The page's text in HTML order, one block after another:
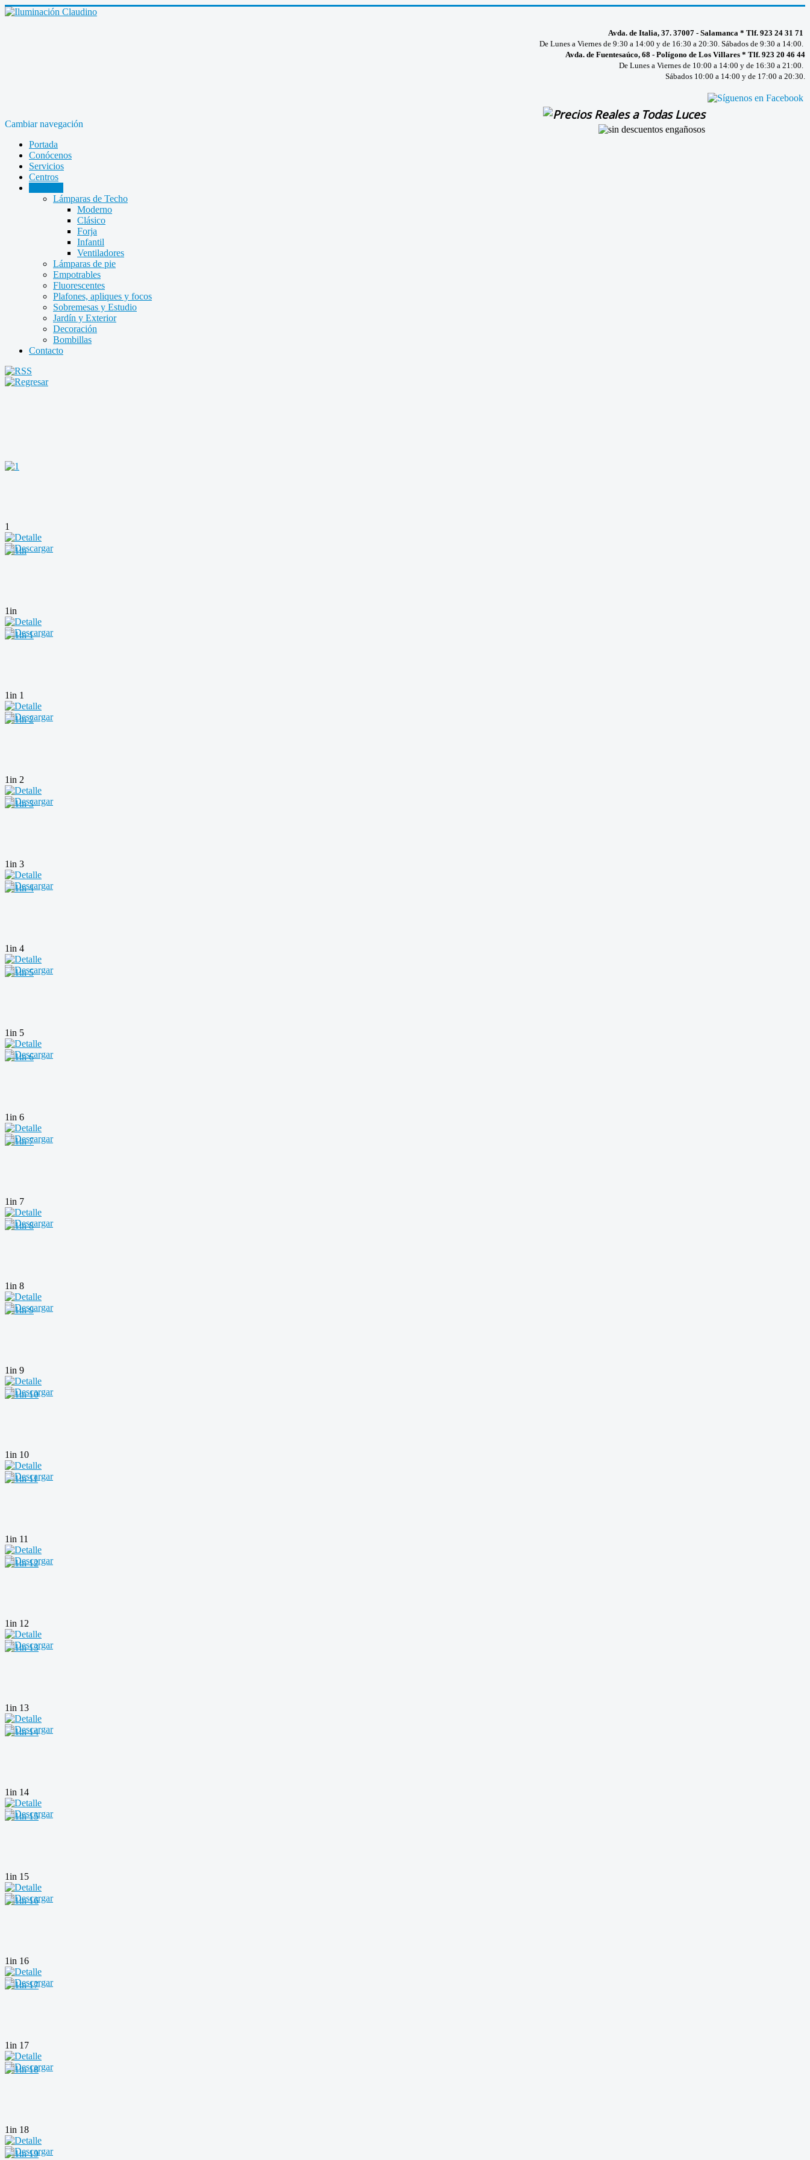
Avda. de Italia, 37. 37007 - Salamanca * Tlf. 923 24 31 71
De Lunes a Viernes de 9:30 a 14:00 y de 16:30 a 20:30. Sábados de 9:30 a 14:00.
Avda. de Fuentesaúco, 68 - Polígono de Los Villares * Tlf. 923 20 46 44
De Lunes a Viernes de 10:00 a 14:00 y de 16:30 a 21:00.
Sábados 10:00 a 14:00 y de 17:00 a 20:30.
Cambiar navegación
Portada
Conócenos
Servicios
Centros
Lámparas de Techo
Moderno
Clásico
Forja
Infantil
Ventiladores
Lámparas de pie
Empotrables
Fluorescentes
Plafones, apliques y focos
Sobremesas y Estudio
Jardín y Exterior
Decoración
Bombillas
Contacto
1
1in
1in 1
1in 2
1in 3
1in 4
1in 5
1in 6
1in 7
1in 8
1in 9
1in 10
1in 11
1in 12
1in 13
1in 14
1in 15
1in 16
1in 17
1in 18